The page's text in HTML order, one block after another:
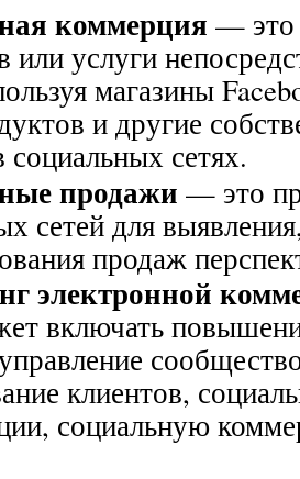
коммерция — это
или услуги
магазины
и другие
социальных сетях.
продажи — это
сетей для
продаж
электронной
включать
клиентов,
социальную